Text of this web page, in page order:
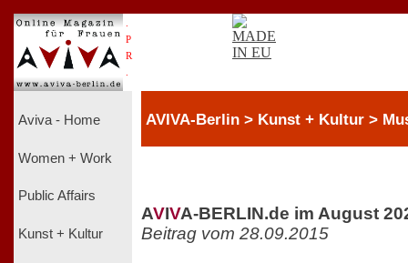
P
R
Aviva - Home
Women + Work
Public Affairs
Kunst + Kultur
AVIVA-Berlin > Kunst + Kultur >
AVIVA-BERLIN.de im August
Beitrag vom 28.09.2015